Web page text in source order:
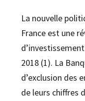
La nouvelle
France est une
2018 (1). La
d’exclusion des
de leurs chiffres